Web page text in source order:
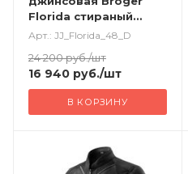
Florida стираный
синий
Арт.: JJ_Florida_48_D
24 200руб./шт
16 940 руб./шт
В КОРЗИНУ